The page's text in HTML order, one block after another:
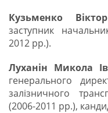
Кузьменко
заступник
2012 рр.).
Луханін Микола
генерального
залізничного
(2006-2011 рр.),